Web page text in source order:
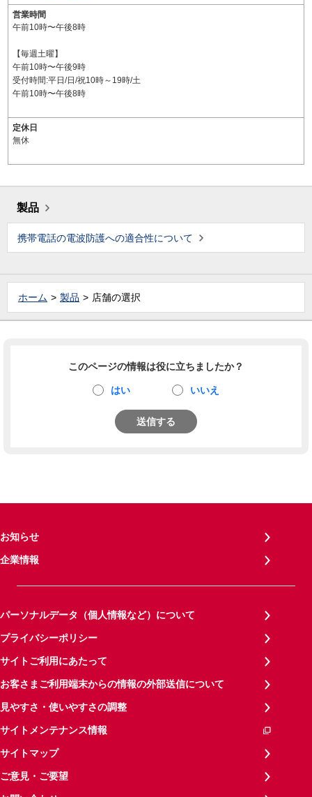
営業時間
午前10時〜午後8時
【毎週土曜】
午前10時〜午後9時
受付時間:平日/日/祝10時～19時/土
午前10時〜午後8時
定休日
無休
製品
携帯電話の電波防護への適合性について
ホーム 製品 店舗の選択
このページの情報は役に立ちましたか？
はい いいえ
送信する
お知らせ
企業情報
パーソナルデータ（個人情報など）について
プライバシーポリシー
サイトご利用にあたって
お客さまご利用端末からの情報の外部送信について
見やすさ・使いやすさの調整
サイトメンテナンス情報
サイトマップ
ご意見・ご要望